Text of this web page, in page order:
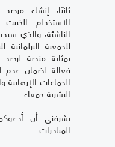
ثانيًا، إنشاء
الاستخدام
الناشئة، والذي
للجمعية
بمثابة منصة لرصد
فعالة لضمان عدم
الجماعات الإرهابية
البشرية جمعاء.
يشرفني أن
المبادرات.